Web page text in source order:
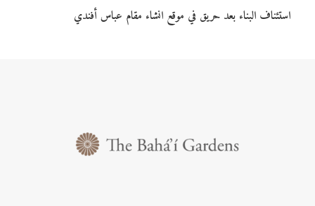
استئناف البناء بعد حريق في موقع انشاء مقام عباس أفندي